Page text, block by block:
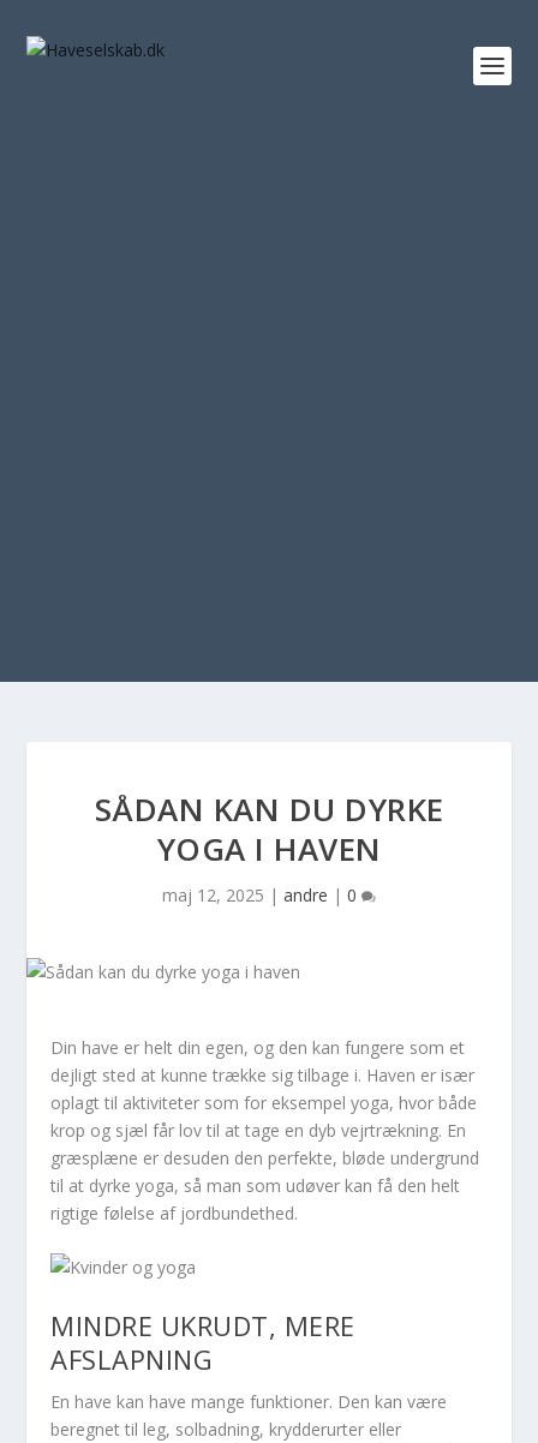
SÅDAN KAN DU DYRKE
YOGA I HAVEN
maj 12, 2025 | andre | 0
Din have er helt din egen, og den kan fungere som et
dejligt sted at kunne trække sig tilbage i. Haven er især
oplagt til aktiviteter som for eksempel yoga, hvor både
krop og sjæl får lov til at tage en dyb vejrtrækning. En
græsplæne er desuden den perfekte, bløde undergrund
til at dyrke yoga, så man som udøver kan få den helt
rigtige følelse af jordbundethed.
MINDRE UKRUDT, MERE
AFSLAPNING
En have kan have mange funktioner. Den kan være
beregnet til leg, solbadning, krydderurter eller